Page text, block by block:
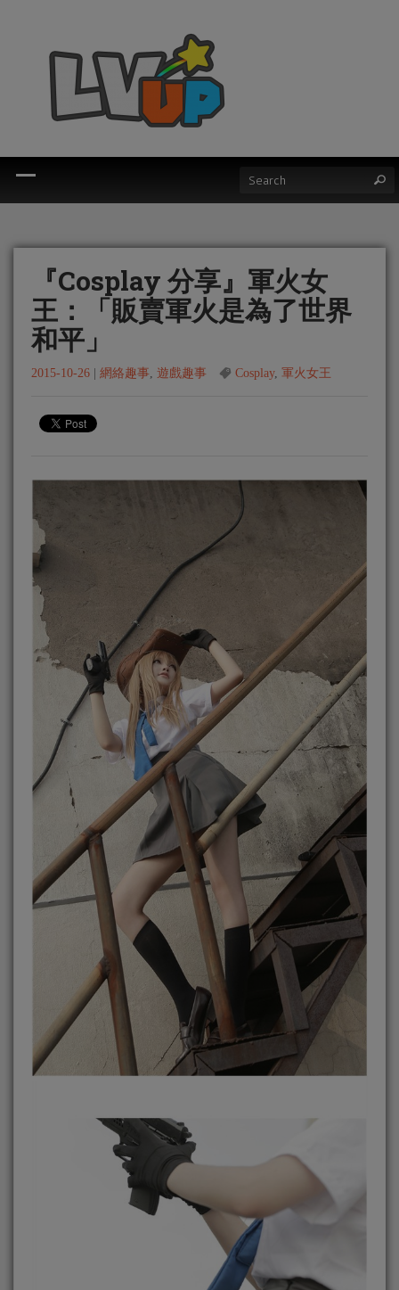
『Cosplay 分享』軍火女
王：「販賣軍火是為了世界
和平」
2015-10-26 網絡趣事, 遊戲趣事 Cosplay, 軍火女王